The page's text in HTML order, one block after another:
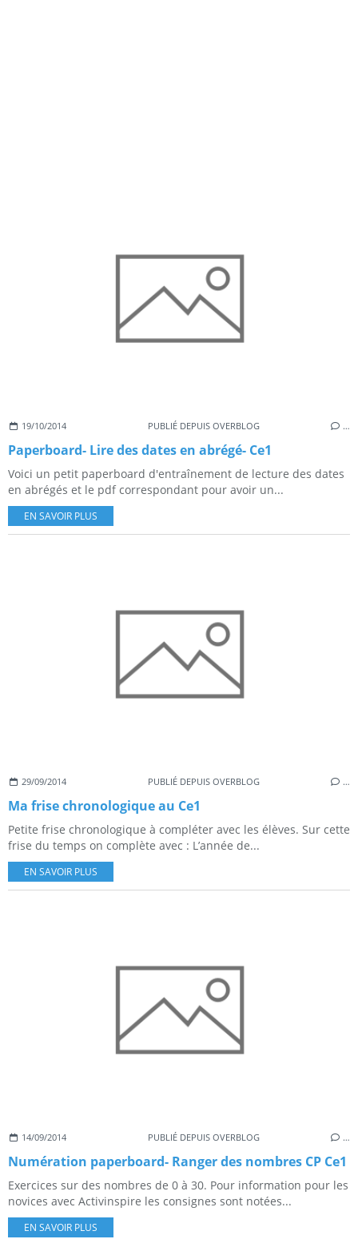
19/10/2014 PUBLIÉ DEPUIS OVERBLOG …
Paperboard- Lire des dates en abrégé- Ce1
Voici un petit paperboard d'entraînement de lecture des dates
en abrégés et le pdf correspondant pour avoir un...
EN SAVOIR PLUS
29/09/2014 PUBLIÉ DEPUIS OVERBLOG …
Ma frise chronologique au Ce1
Petite frise chronologique à compléter avec les élèves. Sur cette
frise du temps on complète avec : L’année de...
EN SAVOIR PLUS
14/09/2014 PUBLIÉ DEPUIS OVERBLOG …
Numération paperboard- Ranger des nombres CP Ce1
Exercices sur des nombres de 0 à 30. Pour information pour les
novices avec Activinspire les consignes sont notées...
EN SAVOIR PLUS